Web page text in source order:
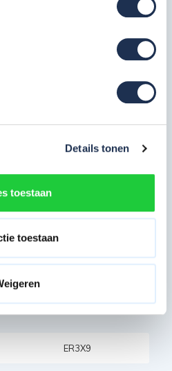
Details tonen
toestaan
toestaan
vanwege de mogelijke vormen en
en antislipvoeten maken de
de ladder eventueel ook bij ons
op met onsservice teamof
ER3X9